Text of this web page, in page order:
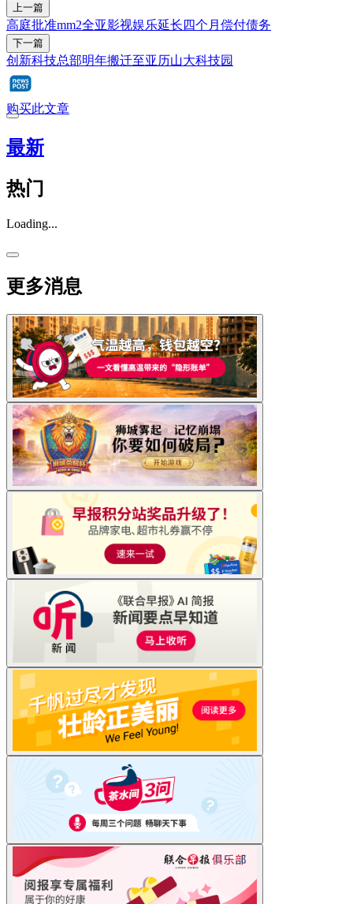
上一篇
高庭批准mm2全亚影视娱乐延长四个月偿付债务
下一篇
创新科技总部明年搬迁至亚历山大科技园
购买此文章
最新
热门
Loading...
更多消息